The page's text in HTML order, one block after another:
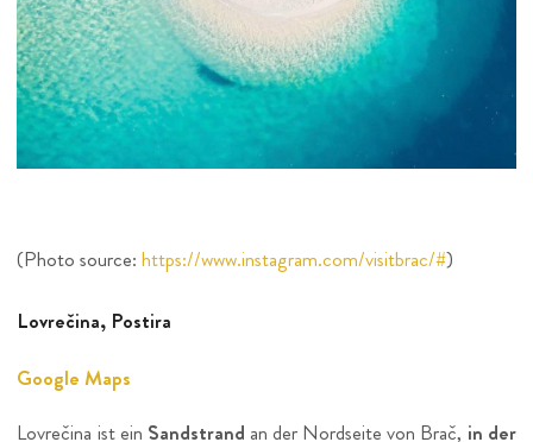
(Photo source:https://www.instagram.com/visitbrac/#)
Lovrečina, Postira
Google Maps
Lovrečina ist ein Sandstrand an der Nordseite von Brač, in der